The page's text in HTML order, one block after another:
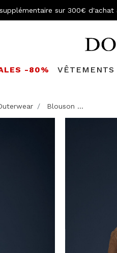
sur 300€ d'achat
-80% VÊTEMENTS
Blouson ...